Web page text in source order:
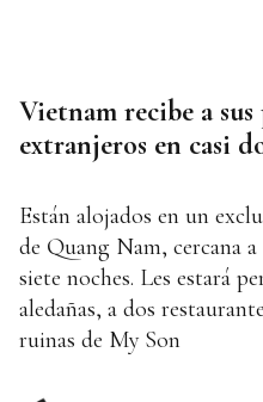
Vietnam recibe a
extranjeros en casi
Están alojados en un
de Quang Nam, cercana
siete noches. Les estará
aledañas, a dos
ruinas de My Son